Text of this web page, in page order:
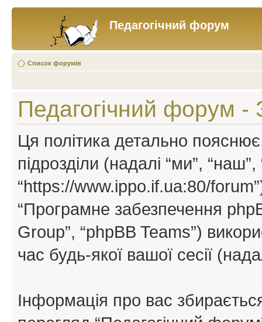
Педагогічний форум
Список форумів
Педагогічний форум -
Ця політика детально
підрозділи (надалі “ми”,
“https://www.ippo.if.ua:80/forum”)
“Програмне забезпечення
Group”, “phpBB Teams”)
час будь-якої вашої сесії
Інформація про вас